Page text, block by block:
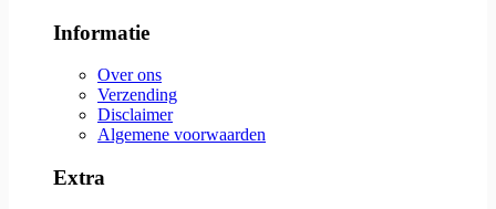
Informatie
Over ons
Verzending
Disclaimer
Algemene voorwaarden
Extra